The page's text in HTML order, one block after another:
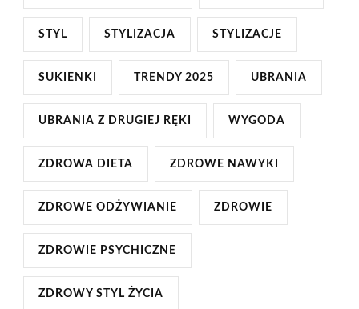
STYL STYLIZACJA STYLIZACJE
SUKIENKI TRENDY 2025 UBRANIA
UBRANIA Z DRUGIEJ RĘKI WYGODA
ZDROWA DIETA ZDROWE NAWYKI
ZDROWE ODŻYWIANIE ZDROWIE
ZDROWIE PSYCHICZNE
ZDROWY STYL ŻYCIA